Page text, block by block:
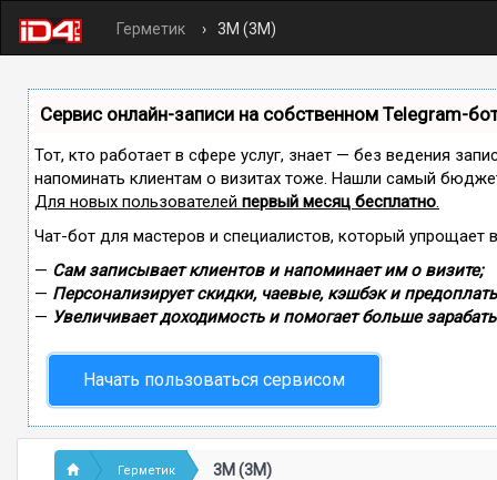
Герметик 3M (3М)
Сервис онлайн-записи на собственном Telegram-
Тот, кто работает в сфере услуг, знает — без ведения
напоминать клиентам о визитах тоже. Нашли самый
Для новых пользователей первый месяц бесплатно.
Чат-бот для мастеров и специалистов, который упрощает
— Сам записывает клиентов и напоминает им о визите;
— Персонализирует скидки, чаевые, кэшбэк и
— Увеличивает доходимость и помогает больше
Начать пользоваться сервисом
Герметик 3M (3М)